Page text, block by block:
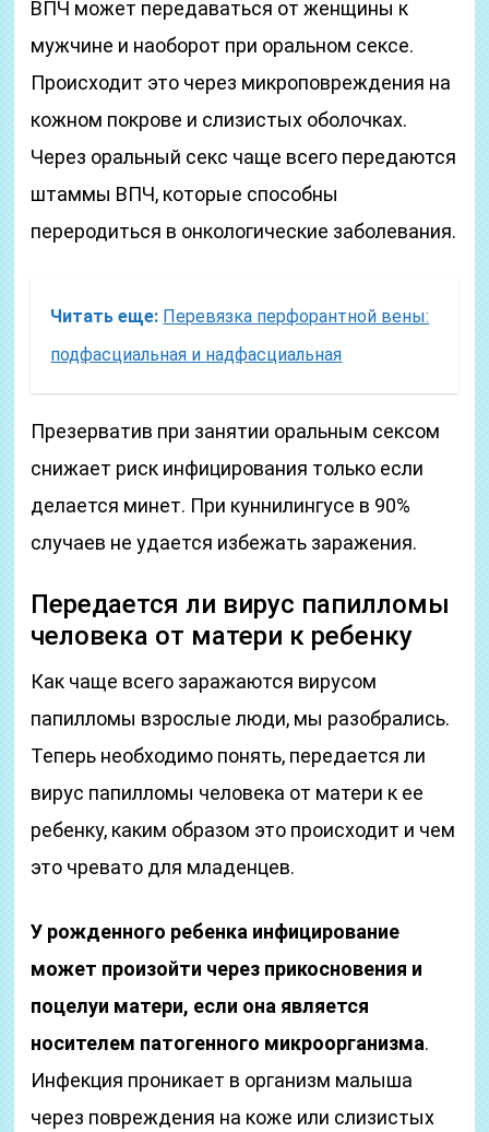
ВПЧ может передаваться от женщины к
мужчине и наоборот при оральном сексе.
Происходит это через микроповреждения на
кожном покрове и слизистых оболочках.
Через оральный секс чаще всего передаются
штаммы ВПЧ, которые способны
переродиться в онкологические заболевания.
Читать еще: Перевязка перфорантной вены:
подфасциальная и надфасциальная
Презерватив при занятии оральным сексом
снижает риск инфицирования только если
делается минет. При куннилингусе в 90%
случаев не удается избежать заражения.
Передается ли вирус папилломы
человека от матери к ребенку
Как чаще всего заражаются вирусом
папилломы взрослые люди, мы разобрались.
Теперь необходимо понять, передается ли
вирус папилломы человека от матери к ее
ребенку, каким образом это происходит и чем
это чревато для младенцев.
У рожденного ребенка инфицирование
может произойти через прикосновения и
поцелуи матери, если она является
носителем патогенного микроорганизма.
Инфекция проникает в организм малыша
через повреждения на коже или слизистых